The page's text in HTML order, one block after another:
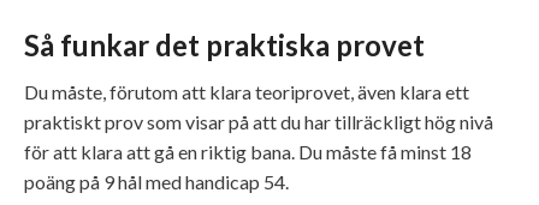
Så funkar det praktiska provet
Du måste, förutom att klara teoriprovet, även klara ett
praktiskt prov som visar på att du har tillräckligt hög nivå
för att klara att gå en riktig bana. Du måste få minst 18
poäng på 9 hål med handicap 54.